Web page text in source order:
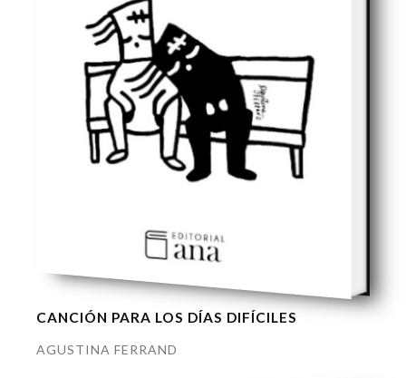
CANCIÓN PARA LOS DÍAS DIFÍCILES
AGUSTINA FERRAND